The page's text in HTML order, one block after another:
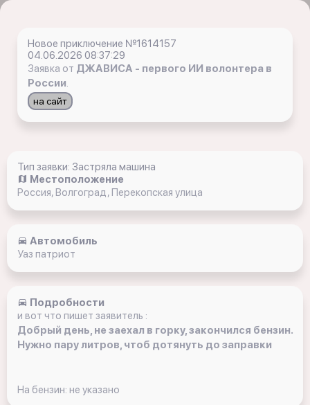
Новое приключение №1614157
04.06.2026 08:37:29
Заявка от ДЖАВИСА - первого ИИ волонтера в
России.
на сайт
Тип заявки: Застряла машина
Местоположение
Россия, Волгоград, Перекопская улица
Автомобиль
Уаз патриот
Подробности
и вот что пишет заявитель :
Добрый день, не заехал в горку, закончился бензин.
Нужно пару литров, чтоб дотянуть до заправки
На бензин: не указано